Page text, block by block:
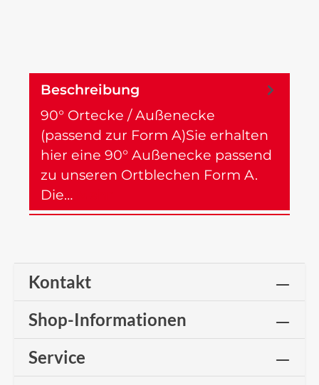
Beschreibung
90° Ortecke / Außenecke
(passend zur Form A)Sie erhalten
hier eine 90° Außenecke passend
zu unseren Ortblechen Form A.
Die…
Kontakt
Shop-Informationen
Service